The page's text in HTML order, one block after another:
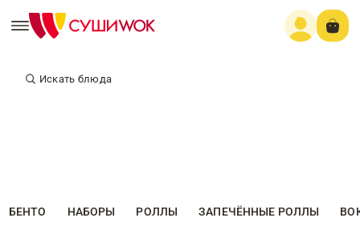
Искать блюда
БЕНТО НАБОРЫ РОЛЛЫ ЗАПЕЧЁННЫЕ РОЛЛЫ